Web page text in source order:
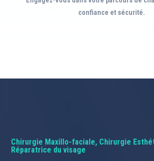
confiance et sécurité.
Chirurgie Maxillo-faciale, Chirurgie
Réparatrice du visage